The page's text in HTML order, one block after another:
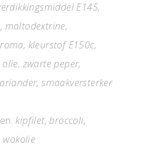
E145,
maltodextrine,
kleurstof E150c,
zwarte peper,
smaakversterker
kipfilet, broccoli,
wokolie